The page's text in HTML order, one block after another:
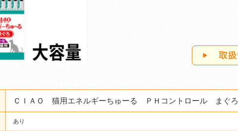
ＣＩＡＯ 猫用エネルギーちゅーる ＰＨコントロール まぐろ
あり